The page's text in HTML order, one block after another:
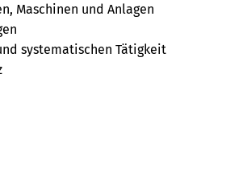
Maschinen und Anlagen
systematischen Tätigkeit